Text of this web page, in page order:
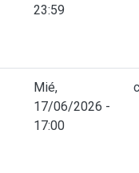
23:59
Mié,
17/06/2026 -
17:00